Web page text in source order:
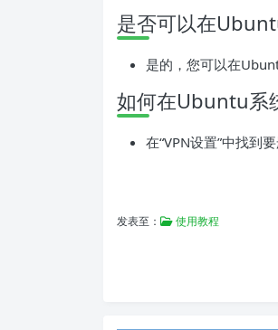
是否可以在
是的，您可以在
如何在Ubuntu系
在“VPN设置”中找到
发表至： 使用教程